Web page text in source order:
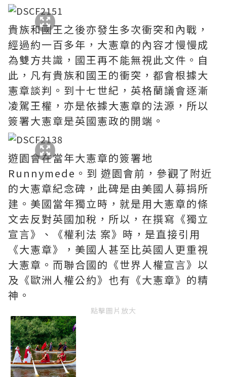
貴族和國王之後亦發生多次衝突和內戰，
經過約一百多年，大憲章的內容才慢慢成
為雙方共識，國王再不能無視此文件。自
此，凡有貴族和國王的衝突，都會根據大
憲章談判。到十七世紀，英格蘭議會逐漸
凌駕王權，亦是依據大憲章的法源，所以
簽署大憲章是英國憲政的開端。
遊園會在當年大憲章的簽署地
Runnymede。到 遊園會前，參觀了附近
的大憲章紀念碑，此碑是由美國人募捐所
建。美國當年獨立時，就是用大憲章的條
文去反對英國加稅，所以，在撰寫《獨立
宣言》、《權利法 案》時，是直接引用
《大憲章》，美國人甚至比英國人更重視
大憲章。而聯合國的《世界人權宣言》以
及《歐洲人權公約》也有《大憲章》的精
神。
點擊圖片放大